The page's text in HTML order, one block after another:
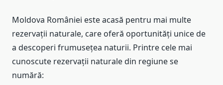
Moldova României este acasă pentru mai multe
rezervații naturale, care oferă oportunități unice de
a descoperi frumusețea naturii. Printre cele mai
cunoscute rezervații naturale din regiune se
numără: